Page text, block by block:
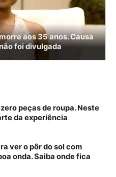
aos 35 anos. Causa
foi divulgada
peças de roupa. Neste
da experiência
ver o pôr do sol com
onda. Saiba onde fica